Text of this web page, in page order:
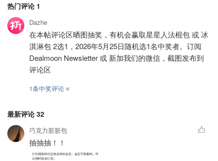
热门评论 1
Dazhe
在本帖评论区晒图抽奖，有机会赢取星星人法棍包 或 冰
淇淋包 2选1，2026年5月25日随机选1名中奖者。订阅
Dealmoon Newsletter 或 新加我们的微信，截图发布到
评论区
1条中奖评论
最新评论 32
巧克力脏脏包
抽抽抽！！